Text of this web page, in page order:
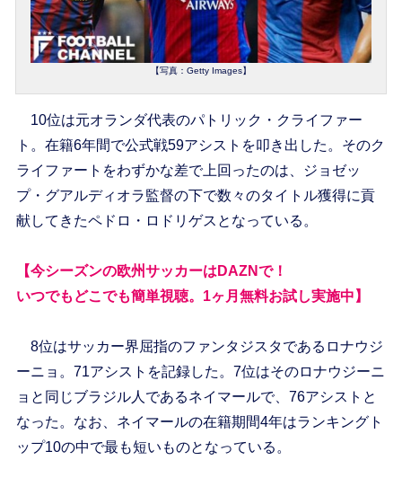
【写真：Getty Images】
10位は元オランダ代表のパトリック・クライファー
ト。在籍6年間で公式戦59アシストを叩き出した。そのク
ライファートをわずかな差で上回ったのは、ジョゼッ
プ・グアルディオラ監督の下で数々のタイトル獲得に貢
献してきたペドロ・ロドリゲスとなっている。
【今シーズンの欧州サッカーはDAZNで！
いつでもどこでも簡単視聴。1ヶ月無料お試し実施中】
8位はサッカー界屈指のファンタジスタであるロナウジ
ーニョ。71アシストを記録した。7位はそのロナウジーニ
ョと同じブラジル人であるネイマールで、76アシストと
なった。なお、ネイマールの在籍期間4年はランキングト
ップ10の中で最も短いものとなっている。